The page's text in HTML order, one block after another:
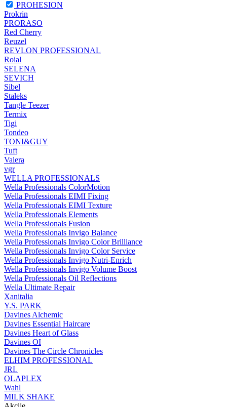
PROHESION
Prokrin
PRORASO
Red Cherry
Reuzel
REVLON PROFESSIONAL
Roial
SELENA
SEVICH
Sibel
Staleks
Tangle Teezer
Termix
Tigi
Tondeo
TONI&GUY
Tuft
Valera
vgr
WELLA PROFESSIONALS
Wella Professionals ColorMotion
Wella Professionals EIMI Fixing
Wella Professionals EIMI Texture
Wella Professionals Elements
Wella Professionals Fusion
Wella Professionals Invigo Balance
Wella Professionals Invigo Color Brilliance
Wella Professionals Invigo Color Service
Wella Professionals Invigo Nutri-Enrich
Wella Professionals Invigo Volume Boost
Wella Professionals Oil Reflections
Wella Ultimate Repair
Xanitalia
Y.S. PARK
Davines Alchemic
Davines Essential Haircare
Davines Heart of Glass
Davines OI
Davines The Circle Chronicles
ELHIM PROFESSIONAL
JRL
OLAPLEX
Wahl
MILK SHAKE